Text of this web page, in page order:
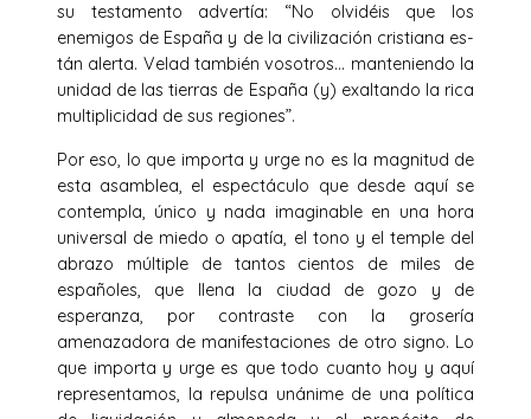
su testamento advertía: “No olvidéis que los
enemigos de España y de la civilización cristiana es­
tán alerta. Velad también vosotros… manteniendo la
unidad de las tierras de España (y) exaltando la rica
multiplicidad de sus regiones”.
Por eso, lo que importa y urge no es la magnitud de
esta asamblea, el espectáculo que desde aquí se
contempla, único y nada imaginable en una hora
universal de miedo o apatía, el tono y el temple del
abrazo múltiple de tantos cientos de miles de
españoles, que llena la ciudad de gozo y de
esperanza, por con­traste con la grosería
amenazadora de manifestaciones de otro signo. Lo
que importa y urge es que todo cuanto hoy y aquí
representamos, la repulsa unánime de una política